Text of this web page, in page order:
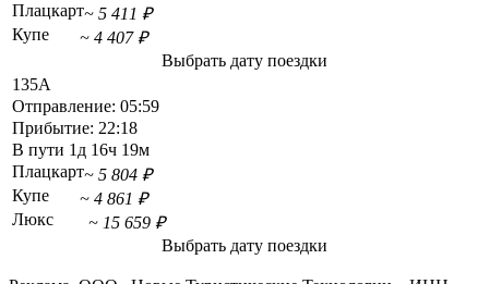
Плацкарт~ 5 411 ₽
Купе
~ 4 407 ₽
Выбрать дату поездки
135А
Отправление: 05:59
Прибытие: 22:18
В пути 1д 16ч 19м
Плацкарт~ 5 804 ₽
Купе
~ 4 861 ₽
Люкс
~ 15 659 ₽
Выбрать дату поездки